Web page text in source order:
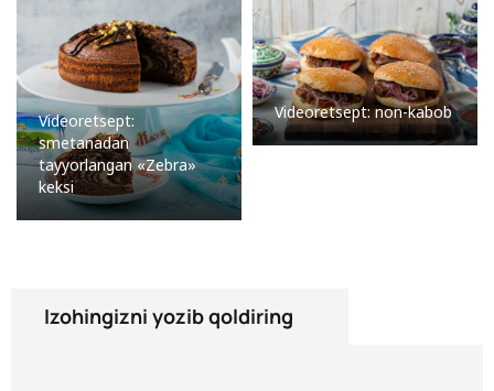
Videoretsept:
smetanadan
tayyorlangan «Zebra»
keksi
Videoretsept: non-kabob
Izohingizni yozib qoldiring